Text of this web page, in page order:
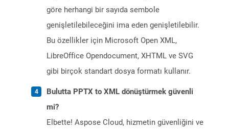
göre herhangi bir sayıda sembole
genişletilebileceğini ima eden genişletilebilir.
Bu özellikler için Microsoft Open XML,
LibreOffice Opendocument, XHTML ve SVG
gibi birçok standart dosya formatı kullanır.
Bulutta PPTX to XML dönüştürmek güvenli
mi?
Elbette! Aspose Cloud, hizmetin güvenliğini ve